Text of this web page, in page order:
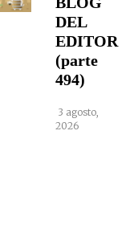
DEL
EDITOR
(parte
494)
3 agosto,
2026